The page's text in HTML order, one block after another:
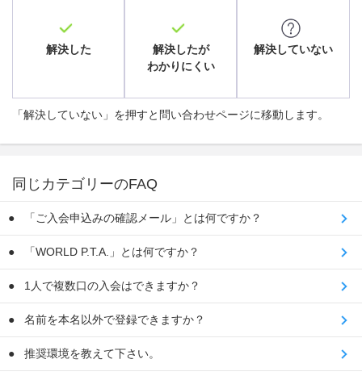
解決した
解決したが
わかりにくい
解決していない
「解決していない」を押すと問い合わせページに移動します。
同じカテゴリーのFAQ
「ご入会申込みの確認メール」とは何ですか？
「WORLD P.T.A.」とは何ですか？
1人で複数口の入会はできますか？
名前を本名以外で登録できますか？
推奨環境を教えて下さい。